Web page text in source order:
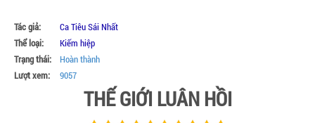
Tác giả:
Ca Tiêu Sái Nhất
Thể loại:
Kiếm hiệp
Trạng thái:
Hoàn thành
Lượt xem:
9057
THẾ GIỚI LUÂN HỒI